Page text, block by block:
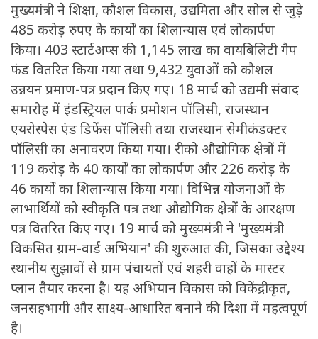
मुख्यमंत्री ने शिक्षा, कौशल विकास, उद्यमिता और सोल से जुड़े
485 करोड़ रुपए के कार्यों का शिलान्यास एवं लोकार्पण
किया। 403 स्टार्टअप्स की 1,145 लाख का वायबिलिटी गैप
फंड वितरित किया गया तथा 9,432 युवाओं को कौशल
उन्नयन प्रमाण-पत्र प्रदान किए गए। 18 मार्च को उद्यमी संवाद
समारोह में इंडस्ट्रियल पार्क प्रमोशन पॉलिसी, राजस्थान
एयरोस्पेस एंड डिफेंस पॉलिसी तथा राजस्थान सेमीकंडक्टर
पॉलिसी का अनावरण किया गया। रीको औद्योगिक क्षेत्रों में
119 करोड़ के 40 कार्यों का लोकार्पण और 226 करोड़ के
46 कार्यों का शिलान्यास किया गया। विभिन्न योजनाओं के
लाभार्थियों को स्वीकृति पत्र तथा औद्योगिक क्षेत्रों के आरक्षण
पत्र वितरित किए गए। 19 मार्च को मुख्यमंत्री ने 'मुख्यमंत्री
विकसित ग्राम-वार्ड अभियान' की शुरुआत की, जिसका उद्देश्य
स्थानीय सुझावों से ग्राम पंचायतों एवं शहरी वाहों के मास्टर
प्लान तैयार करना है। यह अभियान विकास को विकेंद्रीकृत,
जनसहभागी और साक्ष्य-आधारित बनाने की दिशा में महत्वपूर्ण
है।